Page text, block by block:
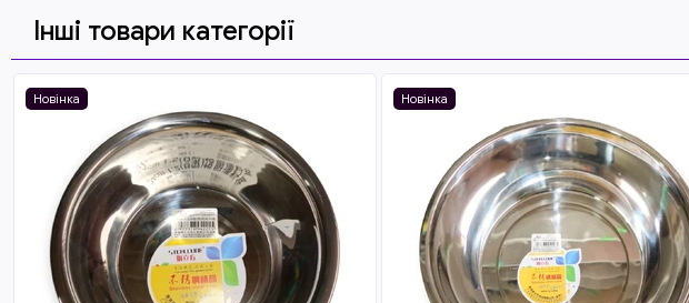
Інші товари категорії
Новінка Новінка